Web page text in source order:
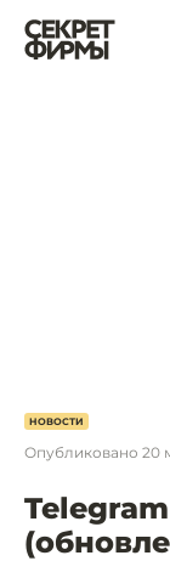
НОВОСТИ
Опубликовано 20